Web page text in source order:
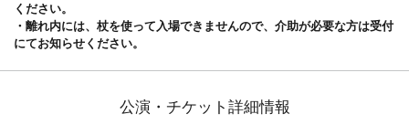
ください。
・離れ内には、杖を使って入場できませんので、介助が必要な方は受付
にてお知らせください。
公演・チケット詳細情報